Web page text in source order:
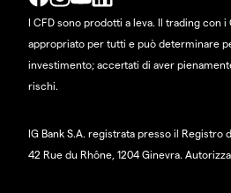
I CFD sono prodotti a leva. Il trading con
appropriato per tutti e può determinare
investimento; accertati di aver
rischi.
IG Bank S.A. registrata presso il
42 Rue du Rhône, 1204 Ginevra.